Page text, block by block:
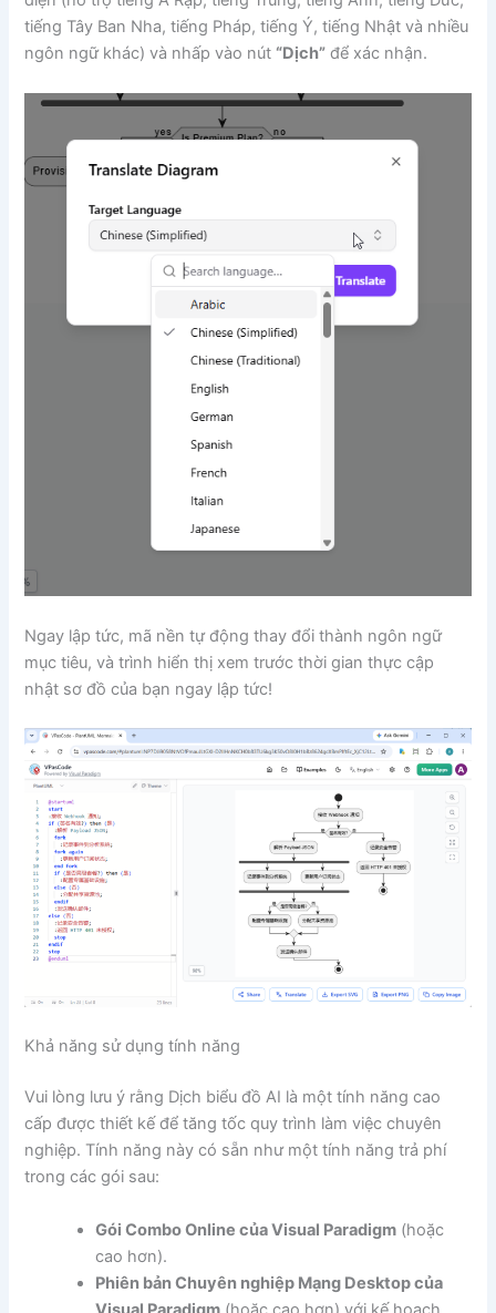
tiếng Tây Ban Nha, tiếng Pháp, tiếng Ý, tiếng Nhật và nhiều
ngôn ngữ khác) và nhấp vào nút “Dịch” để xác nhận.
Ngay lập tức, mã nền tự động thay đổi thành ngôn ngữ
mục tiêu, và trình hiển thị xem trước thời gian thực cập
nhật sơ đồ của bạn ngay lập tức!
Khả năng sử dụng tính năng
Vui lòng lưu ý rằng Dịch biểu đồ AI là một tính năng cao
cấp được thiết kế để tăng tốc quy trình làm việc chuyên
nghiệp. Tính năng này có sẵn như một tính năng trả phí
trong các gói sau:
Gói Combo Online của Visual Paradigm (hoặc
cao hơn).
Phiên bản Chuyên nghiệp Mạng Desktop của